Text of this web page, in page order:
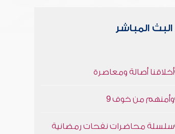
البث المباشر
أخلاقنا أصالة ومعاصرة
وأمنهم من خوف 9
سلسلة محاضرات نفحات رمضانية